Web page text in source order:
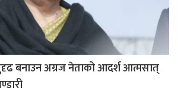
बनाउन अग्रज नेताको आदर्श आत्मसात्